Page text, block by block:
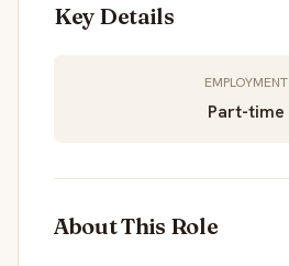
Key Details
EMPLOYMENT
Part-time
About This Role